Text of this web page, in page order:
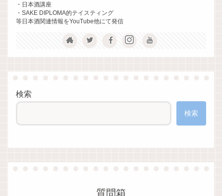
・日本酒講座
・SAKE DIPLOMA的テイスティング
等日本酒関連情報をYouTube他にて発信
検索
検索
質問箱